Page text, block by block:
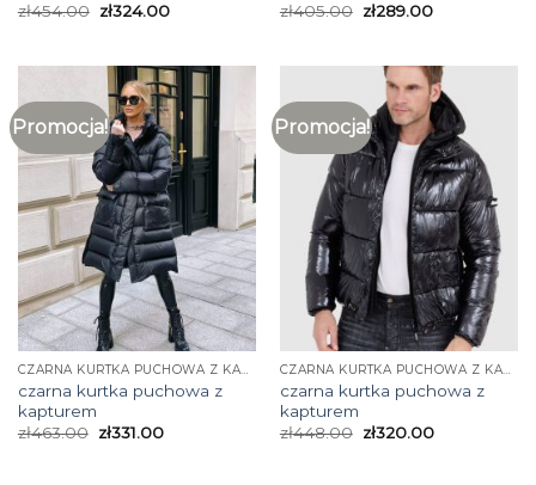
zł454.00 zł324.00
zł405.00 zł289.00
Promocja!
CZARNA KURTKA PUCHOWA Z KAPTUREM
czarna kurtka puchowa z
kapturem
zł463.00 zł331.00
Promocja!
CZARNA KURTKA PUCHOWA Z KAPTUREM
czarna kurtka puchowa z
kapturem
zł448.00 zł320.00